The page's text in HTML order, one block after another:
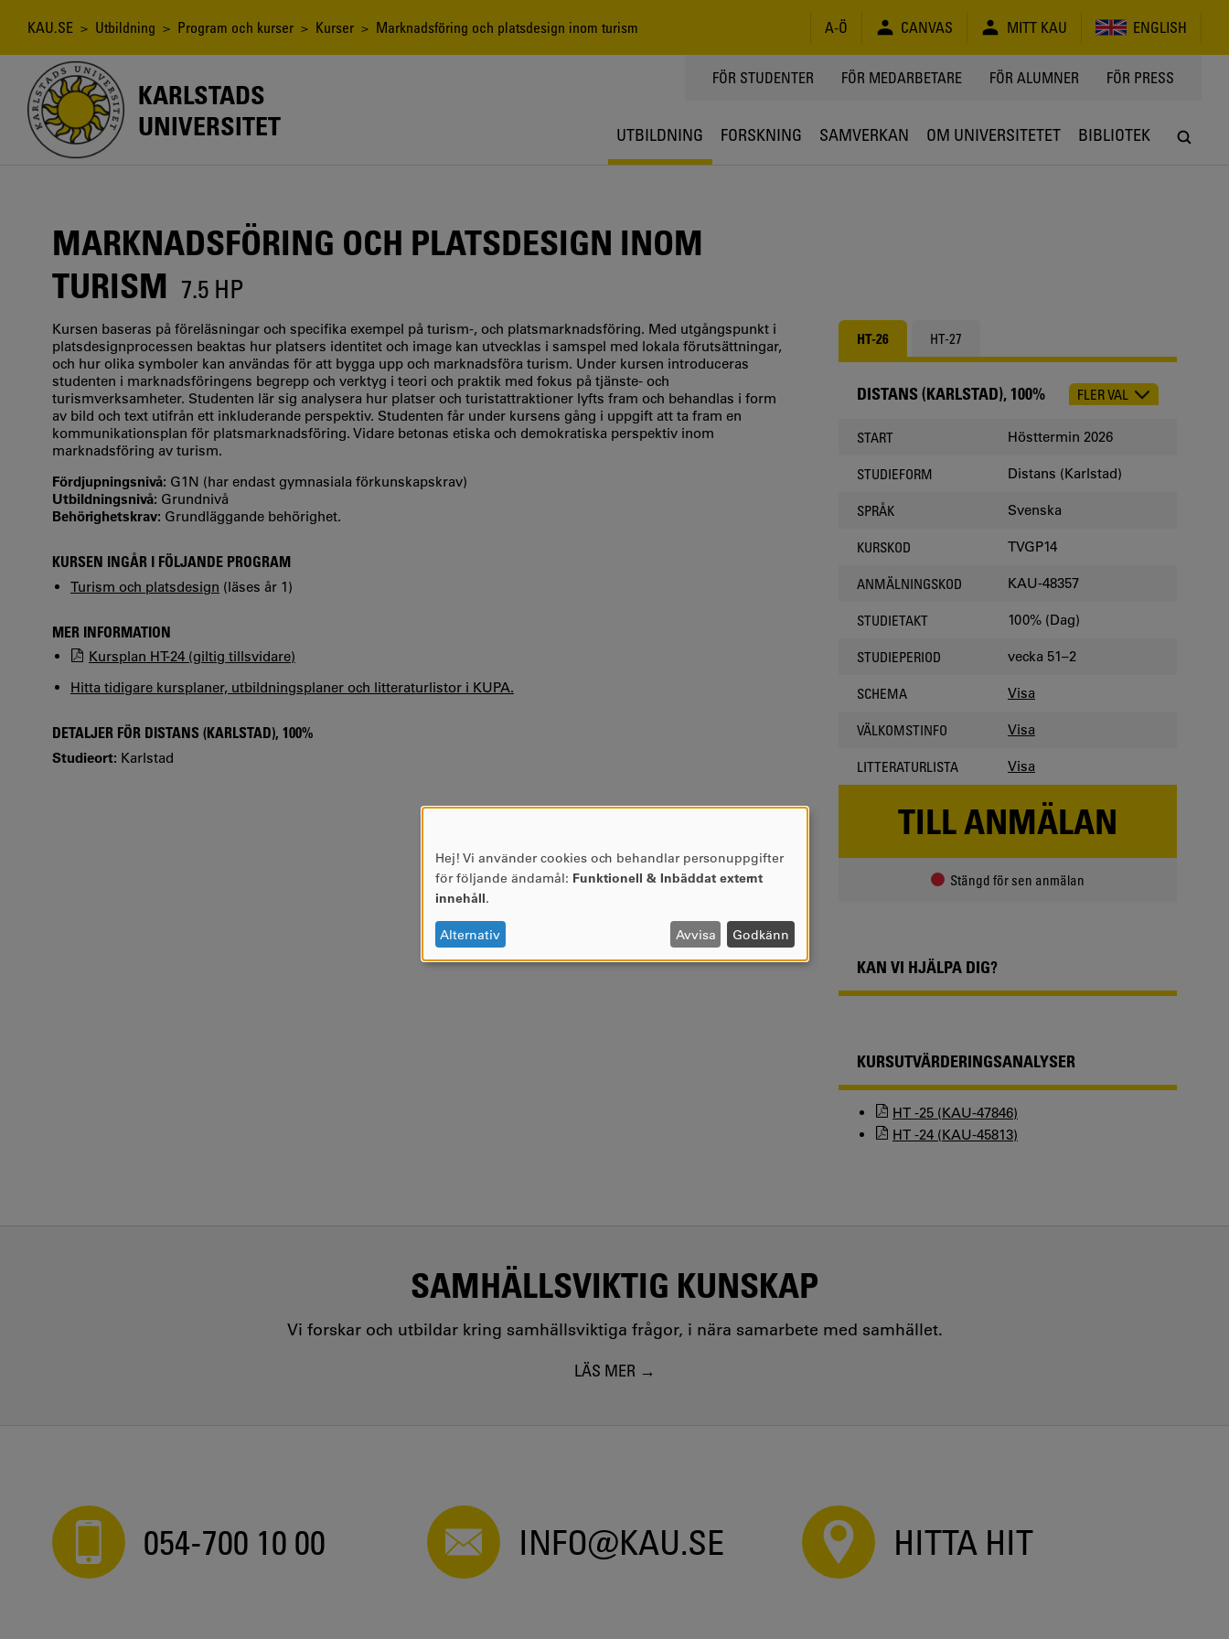
Länkstig
KAU.SE > Utbildning > Program och kurser > Kurser > Marknadsföring och platsdesign inom turism A-Ö CANVAS MITT KAU ENGLISH
KARLSTADS
UNIVERSITET
TOPPMENY
FÖR STUDENTER FÖR MEDARBETARE FÖR ALUMNER FÖR PRESS
UTBILDNING FORSKNING SAMVERKAN OM UNIVERSITETET BIBLIOTEK
MARKNADSFÖRING OCH PLATSDESIGN INOM
TURISM 7.5 HP
Kursen baseras på föreläsningar och specifika exempel på turism-, och platsmarknadsföring. Med utgångspunkt i
platsdesignprocessen beaktas hur platsers identitet och image kan utvecklas i samspel med lokala förutsättningar,
och hur olika symboler kan användas för att bygga upp och marknadsföra turism. Under kursen introduceras
studenten i marknadsföringens begrepp och verktyg i teori och praktik med fokus på tjänste- och
turismverksamheter. Studenten lär sig analysera hur platser och turistattraktioner lyfts fram och behandlas i form
av bild och text utifrån ett inkluderande perspektiv. Studenten får under kursens gång i uppgift att ta fram en
kommunikationsplan för platsmarknadsföring. Vidare betonas etiska och demokratiska perspektiv inom
marknadsföring av turism.
Fördjupningsnivå: G1N (har endast gymnasiala förkunskapskrav)
Utbildningsnivå: Grundnivå
Behörighetskrav: Grundläggande behörighet.
KURSEN INGÅR I FÖLJANDE PROGRAM
Turism och platsdesign (läses år 1)
MER INFORMATION
Kursplan HT-24 (giltig tillsvidare)
Hitta tidigare kursplaner, utbildningsplaner och litteraturlistor i KUPA.
DETALJER FÖR DISTANS (KARLSTAD), 100%
Studieort: Karlstad
HT-26 HT-27
CHOOSE
DISTANS (KARLSTAD), 100% FLER VAL
START Hösttermin 2026
STUDIEFORM Distans (Karlstad)
SPRÅK Svenska
KURSKOD TVGP14
ANMÄLNINGSKOD KAU-48357
STUDIETAKT 100% (Dag)
STUDIEPERIOD vecka 51–2
SCHEMA Visa
VÄLKOMSTINFO Visa
LITTERATURLISTA Visa
TILL ANMÄLAN
Stängd för sen anmälan
KAN VI HJÄLPA DIG?
KURSUTVÄRDERINGSANALYSER
HT -25 (KAU-47846)
HT -24 (KAU-45813)
SAMHÄLLSVIKTIG KUNSKAP
Vi forskar och utbildar kring samhällsviktiga frågor, i nära samarbete med samhället.
LÄS MER
054-700 10 00 INFO@KAU.SE HITTA HIT
ANVÄNDNING
AV
OCH
COOKIES
Hej! Vi använder cookies och behandlar personuppgifter
för följande ändamål: Funktionell & Inbäddat externt
innehåll.
Alternativ Avvisa Godkänn